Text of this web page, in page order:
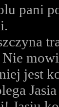
pani
jest